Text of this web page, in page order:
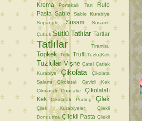
Krema
Portakallı Tart
Rulo
Pasta Sable
Sable Kurabiye
Supangle
Susam Susamlı
Çubuk Sütlü Tatlılar Tartlar
Tatlılar Tiramisu
Topkek Trifle Truff Tuzlu Kek
Tuzlular Vişne Çatal Çatlak
Kurabiye
Çikolata
Çikolata
Salamı
Çikolatalı Cevizli Kek
Çikolatalı Cupcake
Çikolatalı
Kek
Çikolatalı Puding Çilek
Çilek Kurabiyeler
Çilekli
Dondurma Çilekli Pasta Çilekli